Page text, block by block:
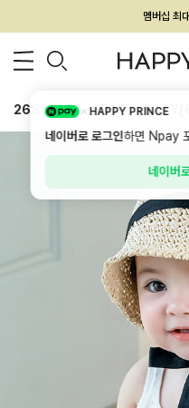
회원전용 아울
멤버십
26SS 신상 BEST
HAPPY PRINCE
네이버로 로그인하면 Npay
네이버